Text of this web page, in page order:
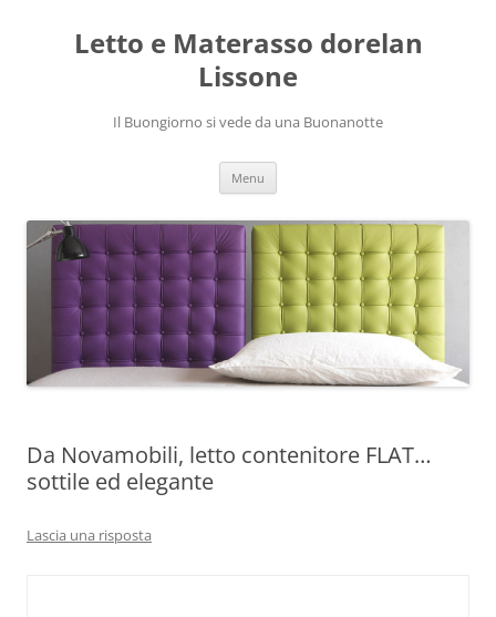
contenutoLetto e Materasso dorelan
Lissone
Il Buongiorno si vede da una Buonanotte
Menu
Da Novamobili, letto contenitore FLAT…
sottile ed elegante
Lascia una risposta